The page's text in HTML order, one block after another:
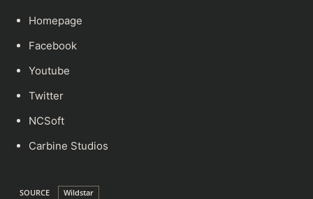
Homepage
Facebook
Youtube
Twitter
NCSoft
Carbine Studios
SOURCE
Wildstar